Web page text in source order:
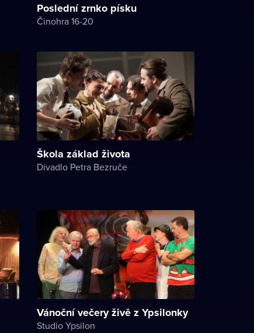
Poslední zrnko písku
Činohra 16-20
Škola základ života
Divadlo Petra Bezruče
Vánoční večery živě z Ypsilonky
Studio Ypsilon